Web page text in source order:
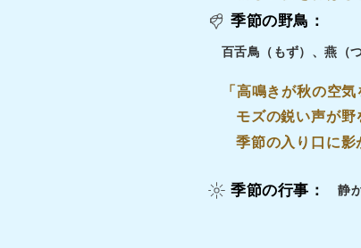
季節の野鳥：
百舌鳥（もず）、燕（
「高鳴きが秋の空気
モズの鋭い声が野
季節の入り口に影
季節の行事： 静